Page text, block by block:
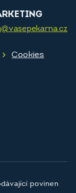
Cookies
povinen